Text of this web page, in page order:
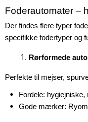
Foderautomater –
Der findes flere typer
specifikke fodertyper og
Rørformede
Perfekte til mejser,
Fordele:
Gode mærker: